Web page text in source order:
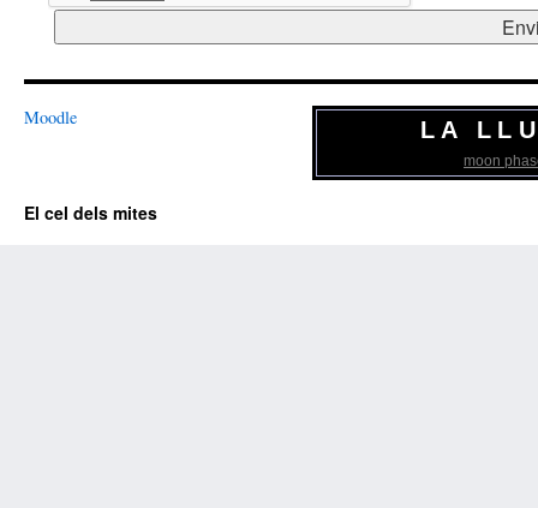
Moodle LA
moon
El cel dels mites